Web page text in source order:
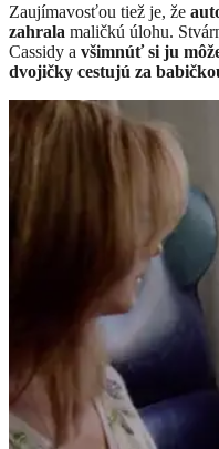
Zaujímavosťou tiež je, že
zahrala maličkú úlohu.
Cassidy a všimnúť si ju
dvojičky cestujú za